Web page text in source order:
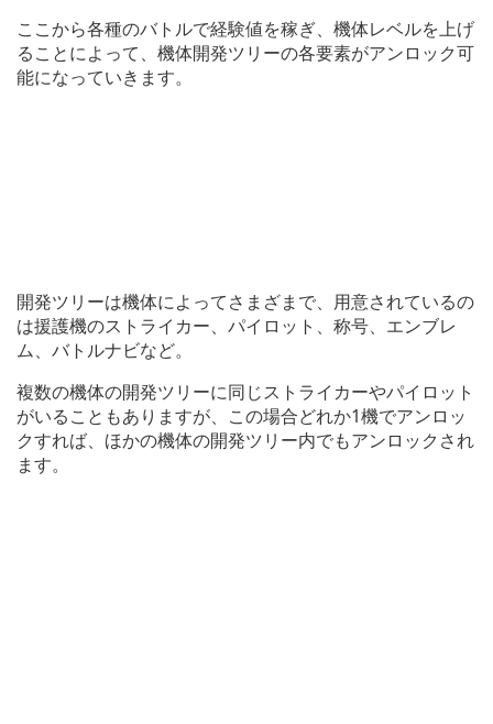
ここから各種のバトルで経験値を稼ぎ、機体レベルを上げ
ることによって、機体開発ツリーの各要素がアンロック可
能になっていきます。
開発ツリーは機体によってさまざまで、用意されているの
は援護機のストライカー、パイロット、称号、エンブレ
ム、バトルナビなど。
複数の機体の開発ツリーに同じストライカーやパイロット
がいることもありますが、この場合どれか1機でアンロッ
クすれば、ほかの機体の開発ツリー内でもアンロックされ
ます。